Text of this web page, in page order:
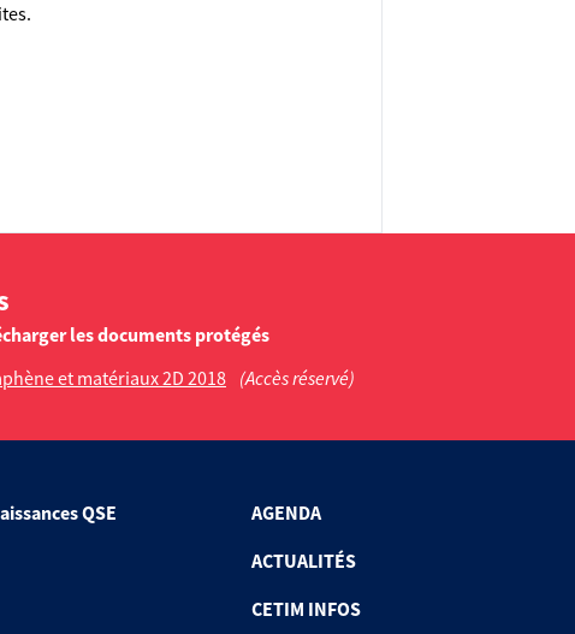
les documents protégés
et matériaux 2D 2018 (Accès réservé)
QSE
AGENDA
ACTUALITÉS
CETIM INFOS